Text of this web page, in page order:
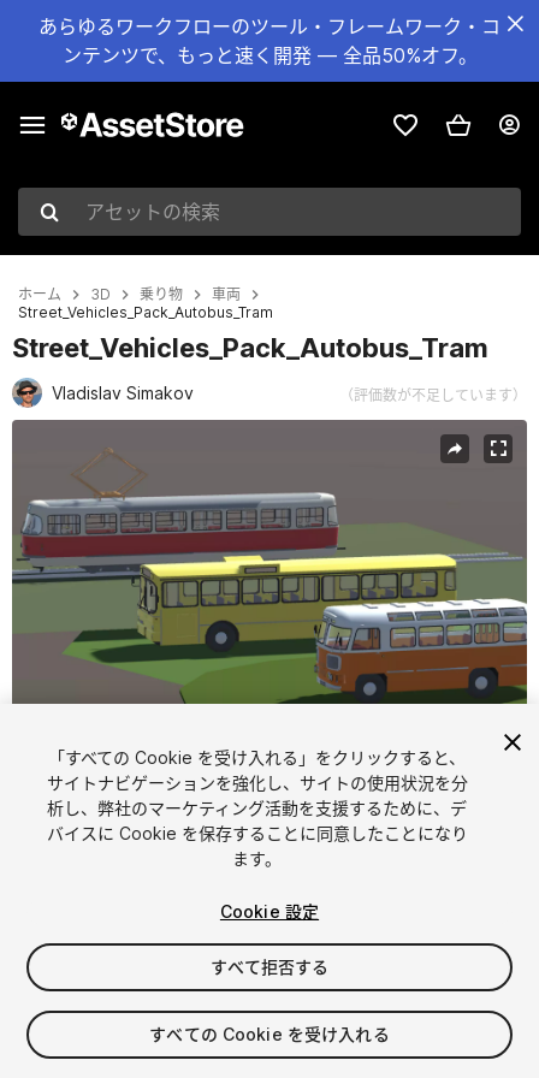
あらゆるワークフローのツール・フレームワーク・コ
ンテンツで、もっと速く開発 — 全品50%オフ。
アセットの検索
ホーム 3D 乗り物
車両
Street_Vehicles_Pack_Autobus_Tram
Street_Vehicles_Pack_Autobus_Tram
Vladislav Simakov （評価数が不足しています）
FREE
63viewsin the past week
「すべての Cookie を受け入れる」をクリックすると、
サイトナビゲーションを強化し、サイトの使用状況を分
析し、弊社のマーケティング活動を支援するために、デ
バイスに Cookie を保存することに同意したことになり
ます。
Cookie 設定
すべて拒否する
すべての Cookie を受け入れる